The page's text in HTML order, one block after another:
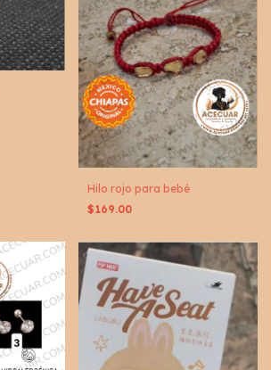
Hilo rojo para bebé
$169.00